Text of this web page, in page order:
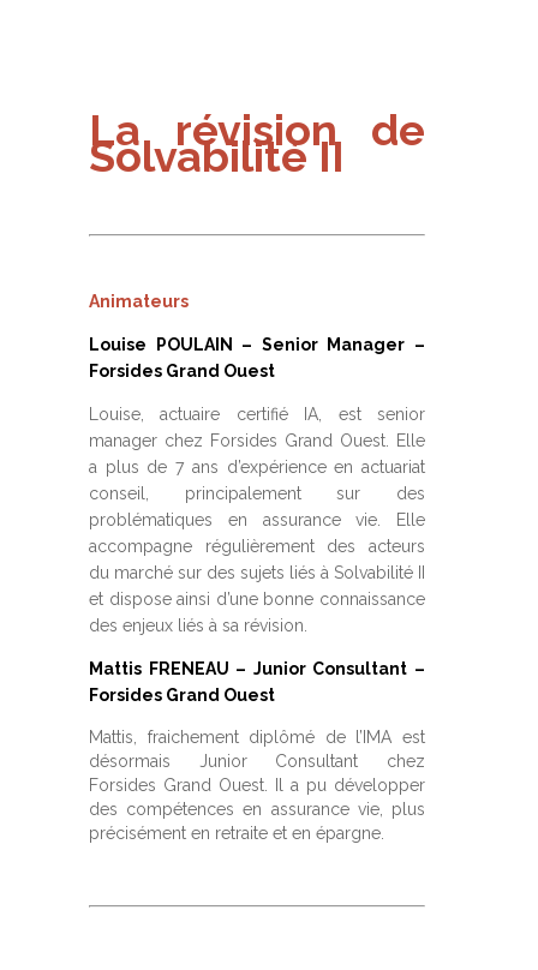
La révision de
Solvabilité II
Animateurs
Louise POULAIN – Senior Manager –
Forsides Grand Ouest
Louise, actuaire certifié IA, est senior
manager chez Forsides Grand Ouest. Elle
a plus de 7 ans d’expérience en actuariat
conseil, principalement sur des
problématiques en assurance vie. Elle
accompagne régulièrement des acteurs
du marché sur des sujets liés à Solvabilité II
et dispose ainsi d’une bonne connaissance
des enjeux liés à sa révision.
Mattis FRENEAU – Junior Consultant –
Forsides Grand Ouest
Mattis, fraichement diplômé de l’IMA est
désormais Junior Consultant chez
Forsides Grand Ouest. Il a pu développer
des compétences en assurance vie, plus
précisément en retraite et en épargne.